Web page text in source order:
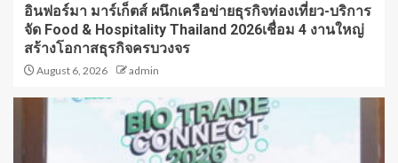
อินฟอร์มา มาร์เก็ตส์ ผนึกเครือข่ายธุรกิจท่องเที่ยว-บริการ
จัด Food & Hospitality Thailand 2026เชื่อม 4 งานใหญ่
สร้างโอกาสธุรกิจครบวงจร
August 6, 2026 admin